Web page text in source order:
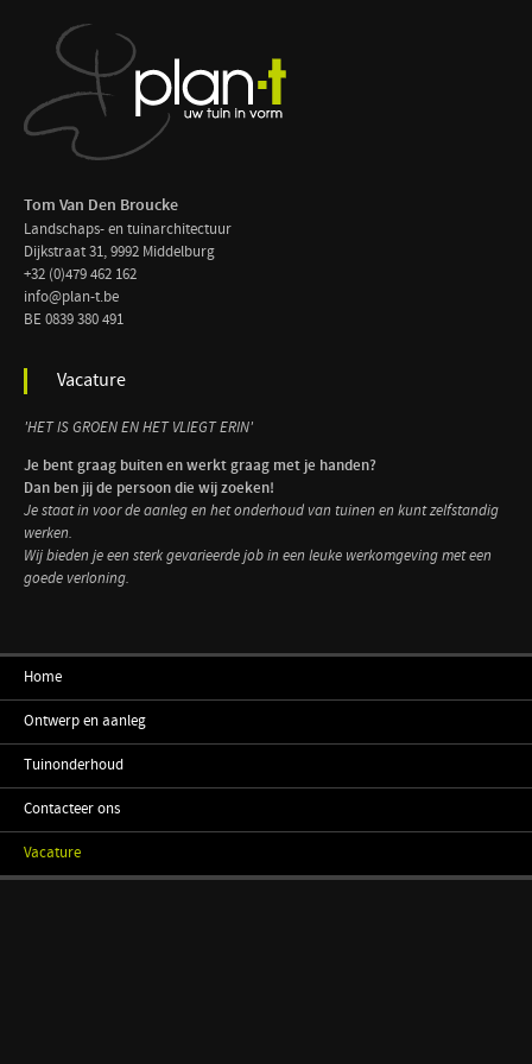
Tom Van Den Broucke
Landschaps- en tuinarchitectuur
Dijkstraat 31, 9992 Middelburg
+32 (0)479 462 162
info@plan-t.be
BE 0839 380 491
Vacature
'HET IS GROEN EN HET VLIEGT ERIN'
Je bent graag buiten en werkt graag met je handen?
Dan ben jij de persoon die wij zoeken!
Je staat in voor de aanleg en het onderhoud van tuinen en kunt zelfstandig
werken.
Wij bieden je een sterk gevarieerde job in een leuke werkomgeving met een
goede verloning.
Home
Ontwerp en aanleg
Tuinonderhoud
Contacteer ons
Vacature